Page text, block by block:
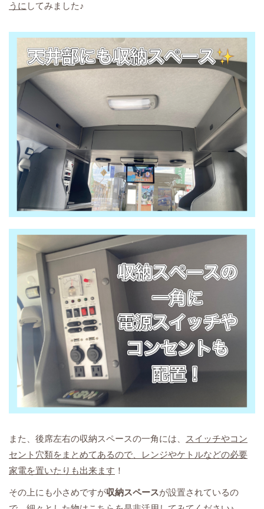
うに してみました♪
また、後席左右の収納スペースの一角には、 スイッチやコン
セント穴類をまとめてあるので、レンジやケトルなどの必要
家電を置いたりも出来ます ！
その上にも小さめですが収納スペースが設置されているの